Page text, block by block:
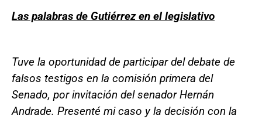
Las palabras de Gutiérrez en el legislativo
Tuve la oportunidad de participar del debate de
falsos testigos en la comisión primera del
Senado, por invitación del senador Hernán
Andrade. Presenté mi caso y la decisión con la